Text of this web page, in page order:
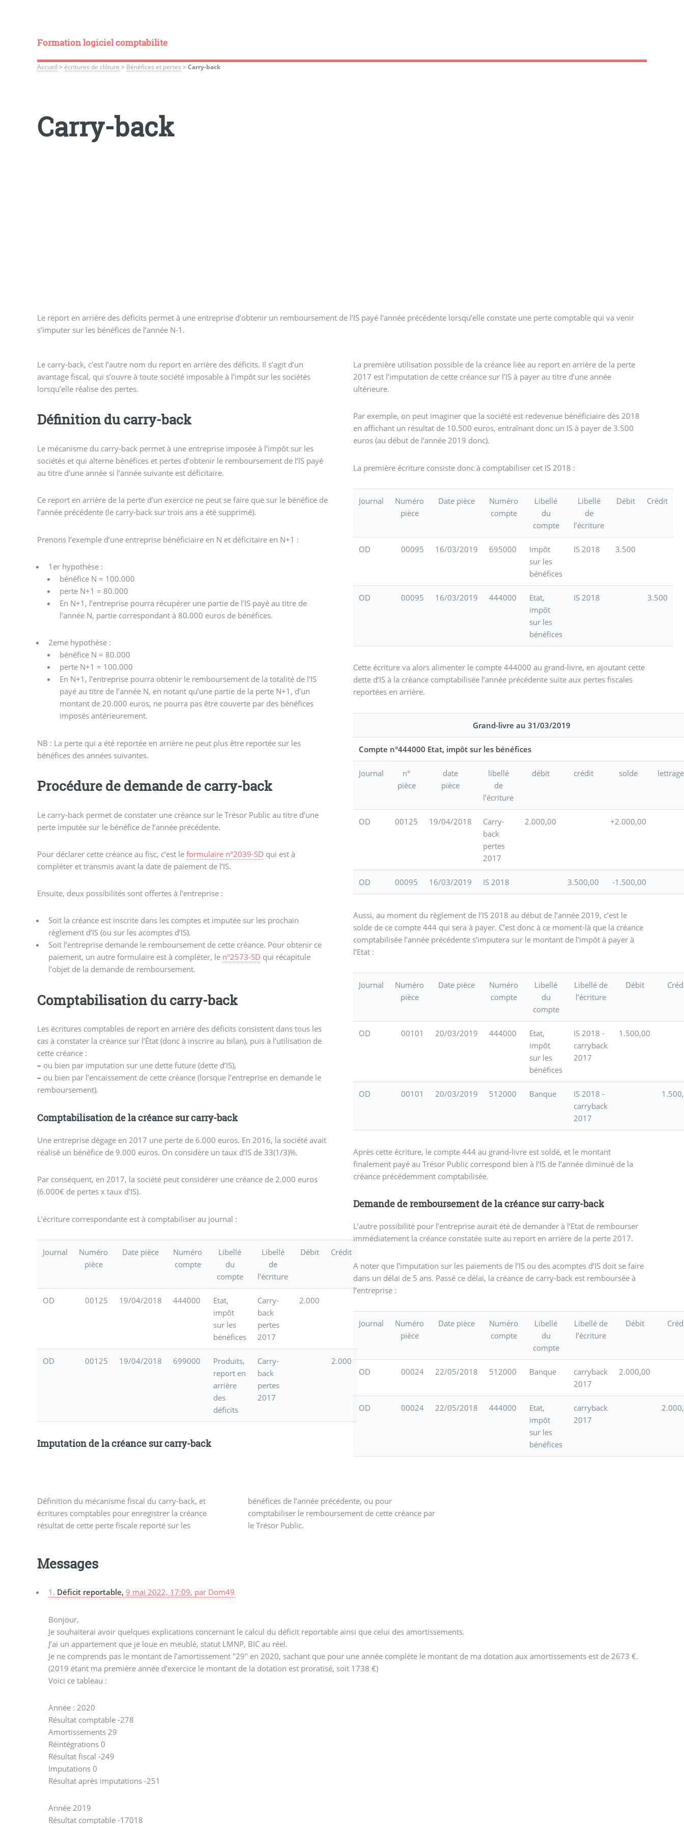
Formation logiciel comptabilite
Accueil >écritures de clôture > Bénéfices et pertes >Carry-back
Carry-back
Le report en arrière des déficits permet à une entreprise d’obtenir un remboursement de l’IS payé l’année précédente lorsqu’elle constate une perte comptable qui va venir
s’imputer sur les bénéfices de l’année N-1.
Le carry-back, c’est l’autre nom du report en arrière des déficits. Il s’agit d’un
avantage fiscal, qui s’ouvre à toute société imposable à l’impôt sur les sociétés
lorsqu’elle réalise des pertes.
Définition du carry-back
Le mécanisme du carry-back permet à une entreprise imposée à l’impôt sur les
sociétés et qui alterne bénéfices et pertes d’obtenir le remboursement de l’IS payé
au titre d’une année si l’année suivante est déficitaire.
Ce report en arrière de la perte d’un exercice ne peut se faire que sur le bénéfice de
l’année précédente (le carry-back sur trois ans a été supprimé).
Prenons l’exemple d’une entreprise bénéficiaire en N et déficitaire en N+1 :
1er hypothèse :
bénéfice N = 100.000
perte N+1 = 80.000
En N+1, l’entreprise pourra récupérer une partie de l’IS payé au titre de
l’année N, partie correspondant à 80.000 euros de bénéfices.
2eme hypothèse :
bénéfice N = 80.000
perte N+1 = 100.000
En N+1, l’entreprise pourra obtenir le remboursement de la totalité de l’IS
payé au titre de l’année N, en notant qu’une partie de la perte N+1, d’un
montant de 20.000 euros, ne pourra pas être couverte par des bénéfices
imposés antérieurement.
NB : La perte qui a été reportée en arrière ne peut plus être reportée sur les
bénéfices des années suivantes.
Procédure de demande de carry-back
Le carry-back permet de constater une créance sur le Trésor Public au titre d’une
perte imputée sur le bénéfice de l’année précédente.
Pour déclarer cette créance au fisc, c’est leformulaire n°2039-SD qui est à
compléter et transmis avant la date de paiement de l’IS.
Ensuite, deux possibilités sont offertes à l’entreprise :
Soit la créance est inscrite dans les comptes et imputée sur les prochain
règlement d’IS (ou sur les acomptes d’IS).
Soit l’entreprise demande le remboursement de cette créance. Pour obtenir ce
paiement, un autre formulaire est à compléter, le n°2573-SD qui récapitule
l’objet de la demande de remboursement.
Comptabilisation du carry-back
Les écritures comptables de report en arrière des déficits consistent dans tous les
cas à constater la créance sur l’État (donc à inscrire au bilan), puis à l’utilisation de
cette créance :
– ou bien par imputation sur une dette future (dette d’IS),
– ou bien par l’encaissement de cette créance (lorsque l’entreprise en demande le
remboursement).
Comptabilisation de la créance sur carry-back
Une entreprise dégage en 2017 une perte de 6.000 euros. En 2016, la société avait
réalisé un bénéfice de 9.000 euros. On considère un taux d’IS de 33(1/3)%.
Par conséquent, en 2017, la société peut considérer une créance de 2.000 euros
(6.000€ de pertes x taux d’IS).
L’écriture correspondante est à comptabiliser au journal :
Journal
Numéro
pièce
Date pièce
Numéro
compte
Libellé
du
compte
Libellé
de
l’écriture
Débit Crédit
OD 00125 19/04/2018 444000
Etat,
impôt
sur les
bénéfices
Carry-
back
pertes
2017
2.000
OD 00125 19/04/2018 699000
Produits,
report en
arrière
des
déficits
Carry-
back
pertes
2017
2.000
Imputation de la créance sur carry-back
La première utilisation possible de la créance liée au report en arrière de la perte
2017 est l’imputation de cette créance sur l’IS à payer au titre d’une année
ultérieure.
Par exemple, on peut imaginer que la société est redevenue bénéficiaire dès 2018
en affichant un résultat de 10.500 euros, entraînant donc un IS à payer de 3.500
euros (au début de l’année 2019 donc).
La première écriture consiste donc à comptabiliser cet IS 2018 :
Journal
Numéro
pièce
Date pièce
Numéro
compte
Libellé
du
compte
Libellé
de
l’écriture
Débit Crédit
OD 00095 16/03/2019 695000
Impôt
sur les
bénéfices
IS 2018 3.500
OD 00095 16/03/2019 444000
Etat,
impôt
sur les
bénéfices
IS 2018 3.500
Cette écriture va alors alimenter le compte 444000 au grand-livre, en ajoutant cette
dette d’IS à la créance comptabilisée l’année précédente suite aux pertes fiscales
reportées en arrière.
Grand-livre au 31/03/2019
Compte n°444000 Etat, impôt sur les bénéfices
Journal
n°
pièce
date
pièce
libellé
de
l’écriture
débit crédit solde lettrage
OD 00125 19/04/2018
Carry-
back
pertes
2017
2.000,00 +2.000,00
OD 00095 16/03/2019 IS 2018 3.500,00 -1.500,00
Aussi, au moment du règlement de l’IS 2018 au début de l’année 2019, c’est le
solde de ce compte 444 qui sera à payer. C’est donc à ce moment-là que la créance
comptabilisée l’année précédente s’imputera sur le montant de l’impôt à payer à
l’Etat :
Journal
Numéro
pièce
Date pièce
Numéro
compte
Libellé
du
compte
Libellé de
l’écriture
Débit
OD 00101 20/03/2019 444000
Etat,
impôt
sur les
bénéfices
IS 2018 -
carryback
2017
1.500,00
OD 00101 20/03/2019 512000 Banque
IS 2018 -
carryback
2017
Après cette écriture, le compte 444 au grand-livre est soldé, et le montant
finalement payé au Trésor Public correspond bien à l’IS de l’année diminué de la
créance précédemment comptabilisée.
Demande de remboursement de la créance sur carry-back
L’autre possibilité pour l’entreprise aurait été de demander à l’Etat de rembourser
immédiatement la créance constatée suite au report en arrière de la perte 2017.
A noter que l’imputation sur les paiements de l’IS ou des acomptes d’IS doit se faire
dans un délai de 5 ans. Passé ce délai, la créance de carry-back est remboursée à
l’entreprise :
Journal
Numéro
pièce
Date pièce
Numéro
compte
Libellé
du
compte
Libellé de
l’écriture
Débit
OD 00024 22/05/2018 512000 Banque
carryback
2017
2.000,00
OD 00024 22/05/2018 444000
Etat,
impôt
sur les
bénéfices
carryback
2017
Définition du mécanisme fiscal du carry-back, et
écritures comptables pour enregistrer la créance
résultat de cette perte fiscale reporté sur les
bénéfices de l’année précédente, ou pour
comptabiliser le remboursement de cette créance par
le Trésor Public.
Messages
1. Déficit reportable,9 mai 2022, 17:09, par Dom49
Bonjour,
Je souhaiterai avoir quelques explications concernant le calcul du déficit reportable ainsi que celui des amortissements.
J’ai un appartement que je loue en meublé, statut LMNP, BIC au réel.
Je ne comprends pas le montant de l’amortissement "29" en 2020, sachant que pour une année complète le montant de ma dotation aux amortissements est de 2673 €.
(2019 étant ma première année d’exercice le montant de la dotation est proratisé, soit 1738 €)
Voici ce tableau :
Année : 2020
Résultat comptable -278
Amortissements 29
Réintégrations 0
Résultat fiscal -249
Imputations 0
Résultat après imputations -251
Année 2019
Résultat comptable -17018